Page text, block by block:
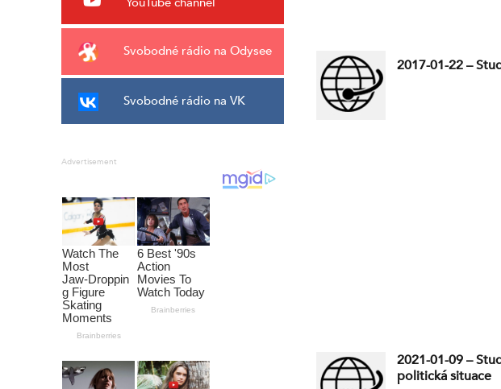
Svobodné rádio na Odysee
Svobodné rádio na VK
Advertisement
2017-01-22 –
2021-01-09 –
politická situace